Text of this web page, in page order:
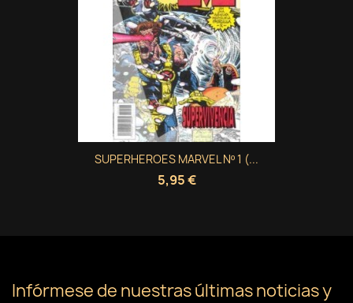
SUPERHEROES MARVEL Nº 1 (...
5,95 €
Infórmese de nuestras últimas noticias y